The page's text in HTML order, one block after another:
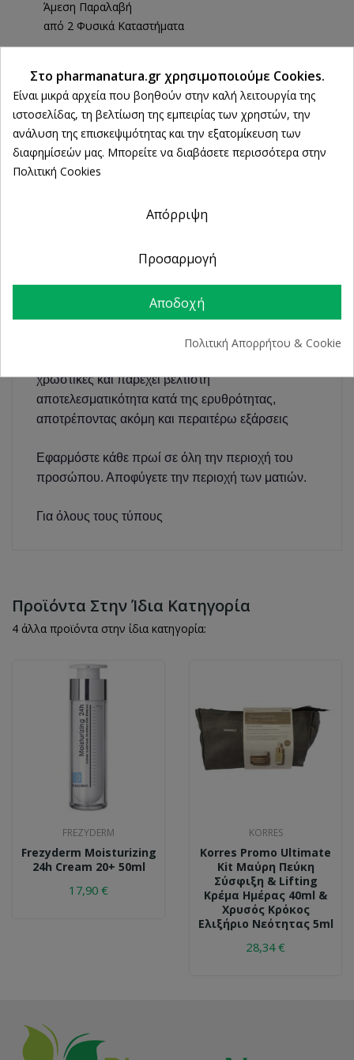
Άμεση Παραλαβή
από 2 Φυσικά Καταστήματα
ΠΕΡΙΓΡΑΦΉ
ΛΕΠΤΟΜΈΡΕΙΕΣ ΠΡΟΪΌΝΤΟΣ
Concentrate Κατά της Ερυθρότητας
Διορθωτική ενυδατική κρέμα
Toleriane Rosaliac AR Concentrate
Roche-Posayείναι η νέα γενιά διορθωτικής
ενυδατικής κρέμας για δέρμα με τάση για
χρωστικές και παρέχει βέλτιστη
αποτελεσματικότητα κατά της ερυθρότητας,
αποτρέποντας ακόμη και περαιτέρω εξάρσεις
Εφαρμόστε κάθε πρωί σε όλη την περιοχή του
προσώπου. Αποφύγετε την περιοχή των ματιών.
Για όλους τους τύπους
Προϊόντα Στην Ίδια Κατηγορία
4 άλλα προϊόντα στην ίδια κατηγορία:
FREZYDERM
Frezyderm Moisturizing
24h Cream 20+ 50ml
17,90 €
KORRES
Korres Promo Ultimate
Kit Μαύρη Πεύκη
Σύσφιξη & Lifting
Κρέμα Hμέρας 40ml &
Χρυσός Κρόκος
Ελιξήριο Νεότητας 5ml
28,34 €
Στο pharmanatura.gr χρησιμοποιούμε Cookies.
Είναι μικρά αρχεία που βοηθούν στην καλή λειτουργία της
ιστοσελίδας, τη βελτίωση της εμπειρίας των χρηστών, την
ανάλυση της επισκεψιμότητας και την εξατομίκευση των
διαφημίσεών μας. Μπορείτε να διαβάσετε περισσότερα στην
Πολιτική Cookies
Απόρριψη
Προσαρμογή
Αποδοχή
Πολιτική Απορρήτου & Cookie